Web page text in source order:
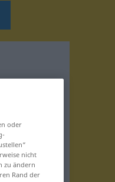
oder
nicht
zu ändern
Rand der